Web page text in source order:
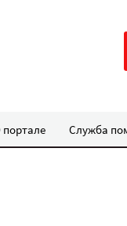
Служба